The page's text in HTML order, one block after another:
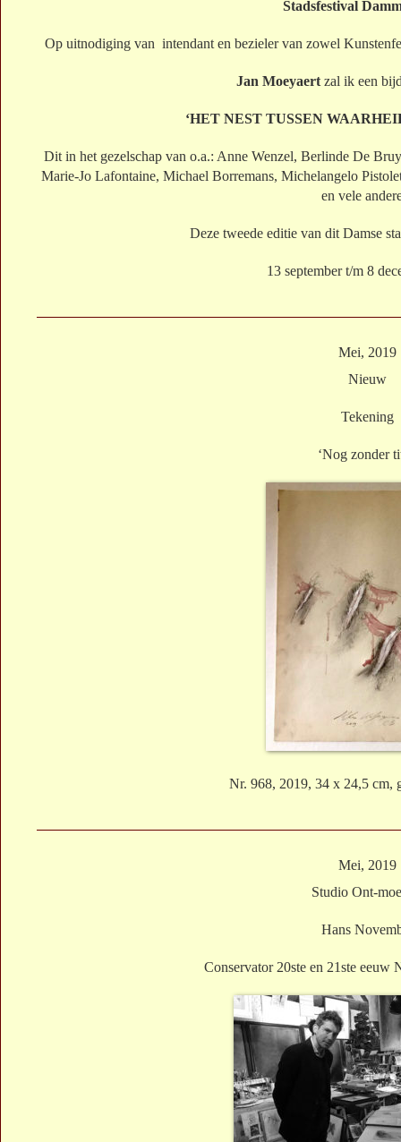
Stadsfestival
Op uitnodiging van intendant en bezieler van zowel
Jan Moeyaert zal ik een
‘HET NEST TUSSEN
Dit in het gezelschap van o.a.: Anne Wenzel, Berlinde De
Marie-Jo Lafontaine, Michael Borremans, Michelangelo
en vele
Deze tweede editie van dit Damse
13 september t/m 8
Mei, 2019
Nieuw
Tekening
‘Nog zonder
Nr. 968, 2019, 34 x 24,5 cm,
Mei, 2019
Studio Ont-
Hans
Conservator 20ste en 21ste eeuw